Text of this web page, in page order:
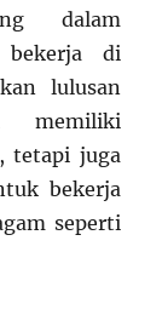
dalam
bekerja di
lulusan
memiliki
tetapi juga
bekerja
seperti